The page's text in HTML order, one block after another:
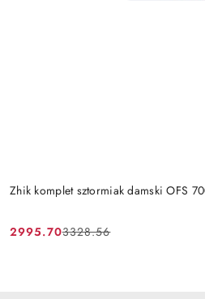
Zhik komplet sztormiak damski OFS
Cena
2995.70
Cena
3328.56